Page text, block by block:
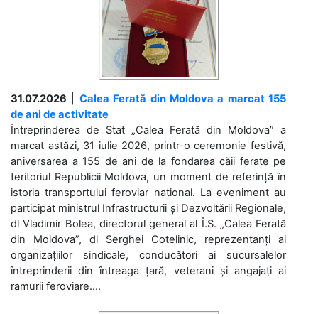
31.07.2026
Calea Ferată din Moldova a marcat 155
de ani de activitate
Întreprinderea de Stat „Calea Ferată din Moldova” a
marcat astăzi, 31 iulie 2026, printr-o ceremonie festivă,
aniversarea a 155 de ani de la fondarea căii ferate pe
teritoriul Republicii Moldova, un moment de referință în
istoria transportului feroviar național. La eveniment au
participat ministrul Infrastructurii și Dezvoltării Regionale,
dl Vladimir Bolea, directorul general al Î.S. „Calea Ferată
din Moldova”, dl Serghei Cotelinic, reprezentanți ai
organizațiilor sindicale, conducători ai sucursalelor
întreprinderii din întreaga țară, veterani și angajați ai
ramurii feroviare....